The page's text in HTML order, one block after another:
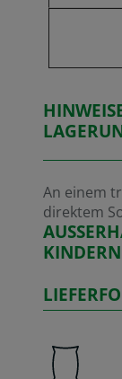
An einem
direktem